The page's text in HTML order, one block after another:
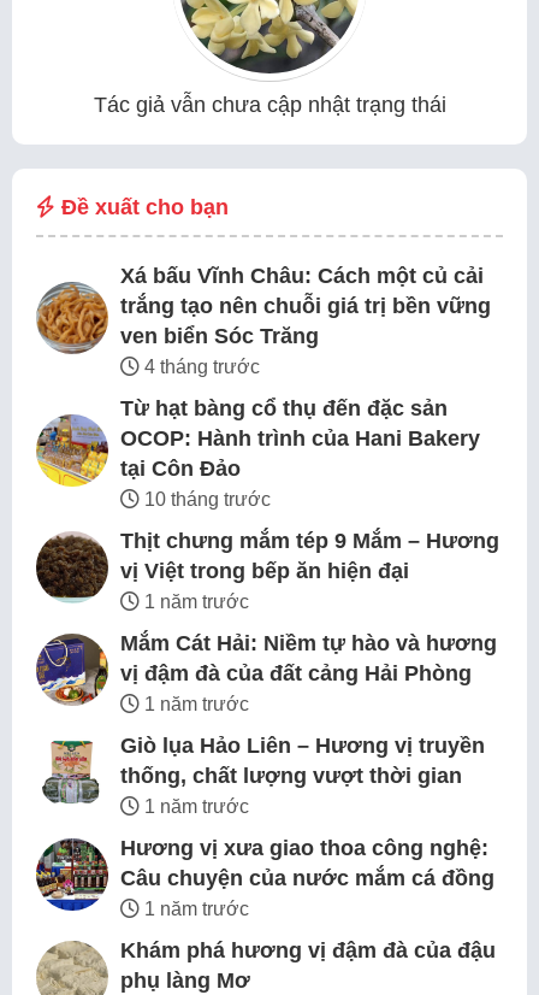
Tác giả vẫn chưa cập nhật trạng thái
Đề xuất cho bạn
Xá bấu Vĩnh Châu: Cách một củ cải
trắng tạo nên chuỗi giá trị bền vững
ven biển Sóc Trăng
4 tháng trước
Từ hạt bàng cổ thụ đến đặc sản
OCOP: Hành trình của Hani Bakery
tại Côn Đảo
10 tháng trước
Thịt chưng mắm tép 9 Mắm – Hương
vị Việt trong bếp ăn hiện đại
1 năm trước
Mắm Cát Hải: Niềm tự hào và hương
vị đậm đà của đất cảng Hải Phòng
1 năm trước
Giò lụa Hảo Liên – Hương vị truyền
thống, chất lượng vượt thời gian
1 năm trước
Hương vị xưa giao thoa công nghệ:
Câu chuyện của nước mắm cá đồng
1 năm trước
Khám phá hương vị đậm đà của đậu
phụ làng Mơ